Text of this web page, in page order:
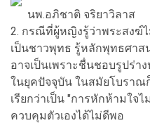
นพ.อภิชาติ จริยาวิลาส
2. กรณีที่ผู้หญิงรู้ว่าพระสงฆ์
เป็นชาวพุทธ รู้หลักพุทธศาส
อาจเป็นเพราะชื่นชอบรูปร่า
ในยุคปัจจุบัน ในสมัยโบราณ
เรียกว่าเป็น "การหักห้ามใจ
ควบคุมตัวเองได้ไม่ดีพอ